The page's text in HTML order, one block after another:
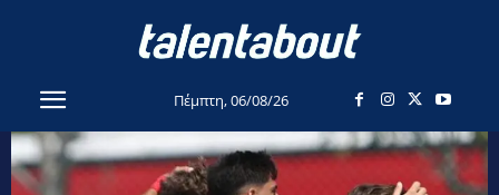
Πέμπτη, 06/08/26